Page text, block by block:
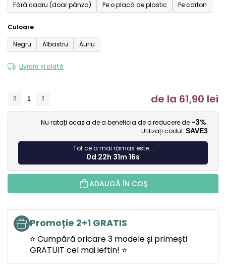
Fără cadru (doar pânza)
Pe o placă de plastic Pe carton
Culoare
Negru
Albastru Auriu
Livrare și plată
de la 61,90 lei
Nu ratați ocazia de a beneficia de o reducere de -3%.
Utilizați codul: SAVE3
Tot ce a mai rămas este...
0d 22h 31m 16s
ADAUGĂ ÎN COŞ
Promoție 2+1 GRATIS
⭐ Cumpără oricare 3 modele și primești
GRATUIT cel mai ieftin! ⭐